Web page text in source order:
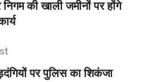
की खाली जमीनों पर होंगे
पर पुलिस का शिकंजा